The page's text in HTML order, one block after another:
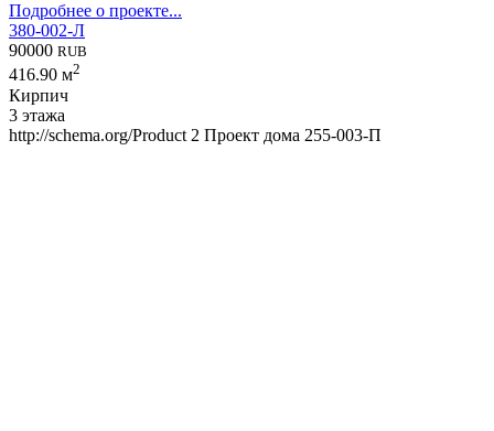
Подробнее о проекте...
380-002-Л
90000 RUB
416.90 м2
Кирпич
3 этажа
http://schema.org/Product 2 Проект дома 255-003-П